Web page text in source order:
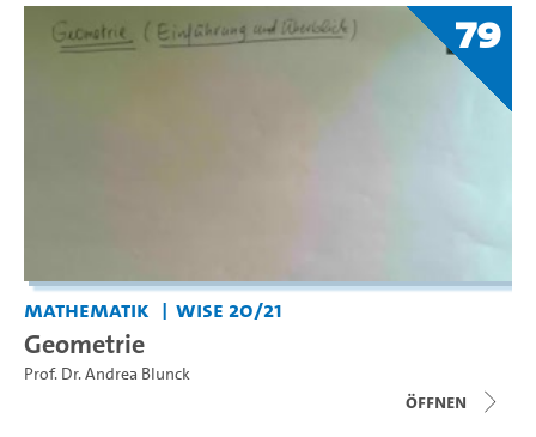
79
Mathematik WiSe 20/21
Geometrie
Prof. Dr. Andrea Blunck
Öffnen